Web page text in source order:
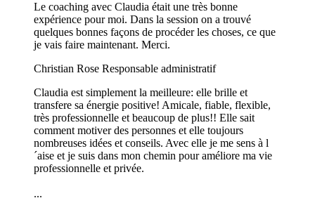
Le coaching avec Claudia était une très bonne
expérience pour moi. Dans la session on a trouvé
quelques bonnes façons de procéder les choses, ce que
je vais faire maintenant. Merci.
Christian Rose Responsable administratif
Claudia est simplement la meilleure: elle brille et
transfere sa énergie positive! Amicale, fiable, flexible,
très professionnelle et beaucoup de plus!! Elle sait
comment motiver des personnes et elle toujours
nombreuses idées et conseils. Avec elle je me sens à l
´aise et je suis dans mon chemin pour améliore ma vie
professionnelle et privée.
...